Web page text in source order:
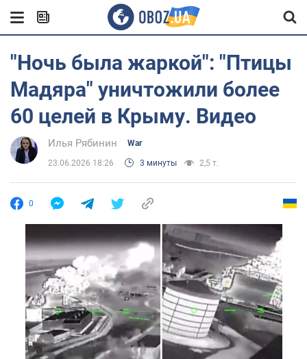
"Ночь была жаркой": "Птицы
Мадяра" уничтожили более
60 целей в Крыму. Видео
Илья Рябинин War
23.06.2026 18:26 3 минуты 2,5 т.
0